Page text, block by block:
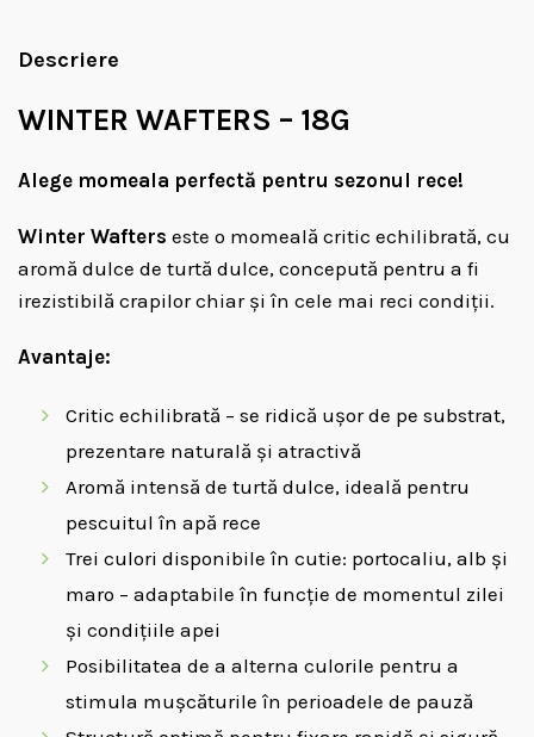
Descriere
WINTER WAFTERS – 18G
Alege momeala perfectă pentru sezonul rece!
Winter Wafters este o momeală critic echilibrată, cu
aromă dulce de turtă dulce, concepută pentru a fi
irezistibilă crapilor chiar și în cele mai reci condiții.
Avantaje:
Critic echilibrată – se ridică ușor de pe substrat,
prezentare naturală și atractivă
Aromă intensă de turtă dulce, ideală pentru
pescuitul în apă rece
Trei culori disponibile în cutie: portocaliu, alb și
maro – adaptabile în funcție de momentul zilei
și condițiile apei
Posibilitatea de a alterna culorile pentru a
stimula mușcăturile în perioadele de pauză